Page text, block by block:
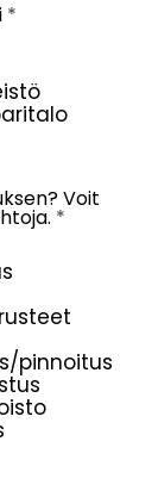
*
l
l
i
Voit
*
l
i
e
pinnoitus